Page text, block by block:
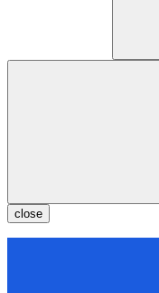
close